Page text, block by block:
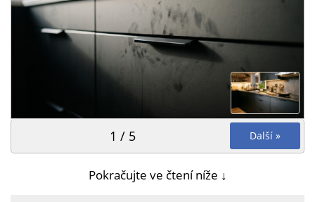
Další »
1 / 5
Pokračujte ve čtení níže ↓